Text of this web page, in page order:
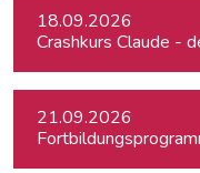
18.09.2026
Crashkurs Claude -
21.09.2026